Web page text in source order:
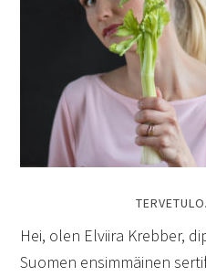
Hei, olen Elviira Krebber,
Suomen ensimmäinen